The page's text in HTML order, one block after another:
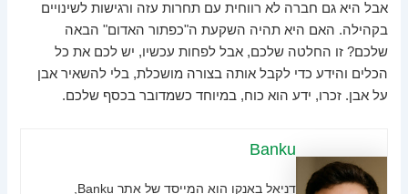
אבל היא גם חברה לא רווחית עם תחרות עזה ורגישות לשינויים
בקהילה. האם היא תהיה השקעת ה"כפתור האדום" הבאה
שלכם? זו החלטה שלכם, אבל לפחות עכשיו, יש לכם את כל
הכלים והידע כדי לקבל אותה בצורה מושכלת, בלי להשאיר אבן
על אבן. זכרו, ידע הוא כוח, במיוחד כשמדובר בכסף שלכם.
Banku